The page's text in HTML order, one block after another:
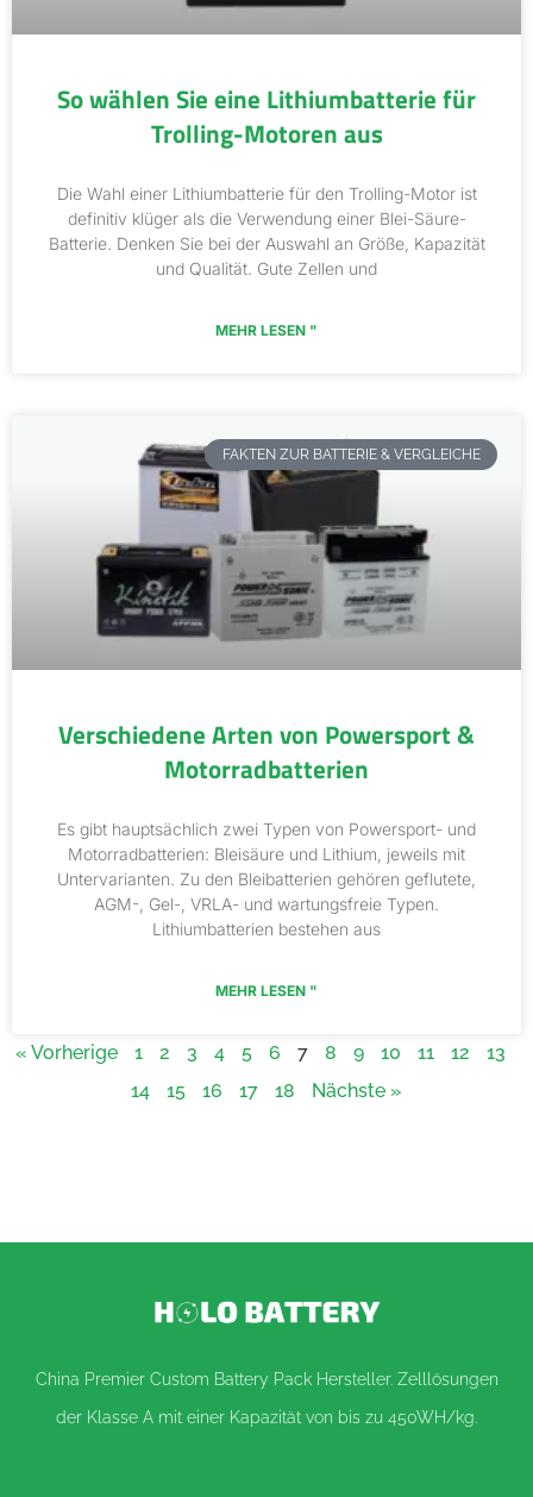
So wählen Sie eine Lithiumbatterie für
Trolling-Motoren aus
Die Wahl einer Lithiumbatterie für den Trolling-Motor ist
definitiv klüger als die Verwendung einer Blei-Säure-
Batterie. Denken Sie bei der Auswahl an Größe, Kapazität
und Qualität. Gute Zellen und
MEHR LESEN "
FAKTEN ZUR BATTERIE & VERGLEICHE
Verschiedene Arten von Powersport &
Motorradbatterien
Es gibt hauptsächlich zwei Typen von Powersport- und
Motorradbatterien: Bleisäure und Lithium, jeweils mit
Untervarianten. Zu den Bleibatterien gehören geflutete,
AGM-, Gel-, VRLA- und wartungsfreie Typen.
Lithiumbatterien bestehen aus
MEHR LESEN "
« Vorherige 1 2 3 4 5 6 7 8 9 10 11 12
13
14
15 16 17 18 Nächste »
China Premier Custom Battery Pack Hersteller. Zelllösungen
der Klasse A mit einer Kapazität von bis zu 450WH/kg.